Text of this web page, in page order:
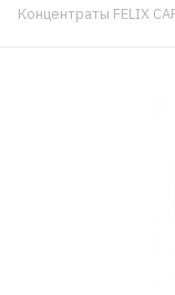
Концентраты FELIX